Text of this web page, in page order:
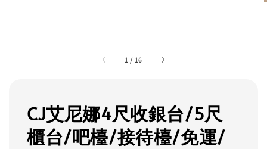
1 / 16
CJ艾尼娜4尺收銀台/5尺
櫃台/吧檯/接待檯/免運/